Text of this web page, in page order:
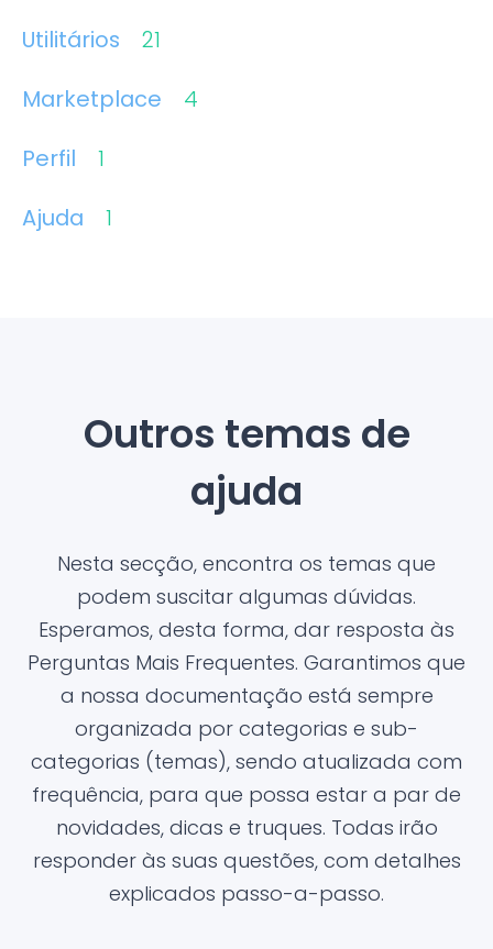
Utilitários
21
Marketplace
4
Perfil
1
Ajuda
1
Outros temas de
ajuda
Nesta secção, encontra os temas que
podem suscitar algumas dúvidas.
Esperamos, desta forma, dar resposta às
Perguntas Mais Frequentes. Garantimos que
a nossa documentação está sempre
organizada por categorias e sub-
categorias (temas), sendo atualizada com
frequência, para que possa estar a par de
novidades, dicas e truques. Todas irão
responder às suas questões, com detalhes
explicados passo-a-passo.